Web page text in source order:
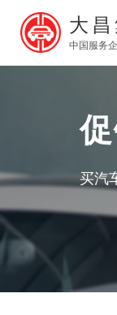
大昌
中国服务
买汽